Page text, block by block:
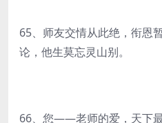
65、师友交情从此绝，衔恩
论，他生莫忘灵山别。
66、您——老师的爱，天下